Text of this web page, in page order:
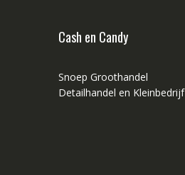
Cash en Candy
Snoep Groothandel
Detailhandel en Kleinbedrijf